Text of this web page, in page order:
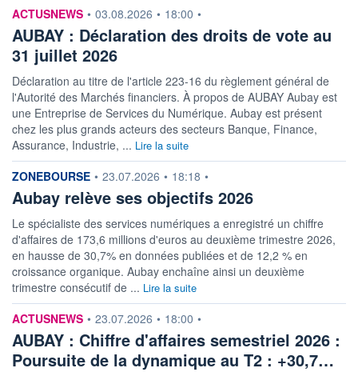
RENDEMENT
ESTIMÉ 2026
2,64%
2026
14,95
DERNIER
DIVIDENDE
0,80 EUR (15/05/26) 15/05/26
PROCHAIN
DIVIDENDE
-
ÉLIGIBILITÉ
SRD
PEA
CTO BUSINESS
RISQUE ESG
15,2/100 (faible)
+ ALERTE + PORTEFEUILLE + LISTE
information fournie par
ACTUSNEWS • 03.08.2026 • 18:00 •
AUBAY : Déclaration des droits de vote au
31 juillet 2026
Déclaration au titre de l'article 223-16 du règlement général de
l'Autorité des Marchés financiers. À propos de AUBAY Aubay est
une Entreprise de Services du Numérique. Aubay est présent
chez les plus grands acteurs des secteurs Banque, Finance,
Assurance, Industrie, ... Lire la suite
information fournie par
ZONEBOURSE • 23.07.2026 • 18:18 •
Aubay relève ses objectifs 2026
Le spécialiste des services numériques a enregistré un chiffre
d'affaires de 173,6 millions d'euros au deuxième trimestre 2026,
en hausse de 30,7% en données publiées et de 12,2 % en
croissance organique. Aubay enchaîne ainsi un deuxième
trimestre consécutif de ... Lire la suite
information fournie par
ACTUSNEWS • 23.07.2026 • 18:00 •
AUBAY : Chiffre d'affaires semestriel 2026 :
Poursuite de la dynamique au T2 : +30,7…